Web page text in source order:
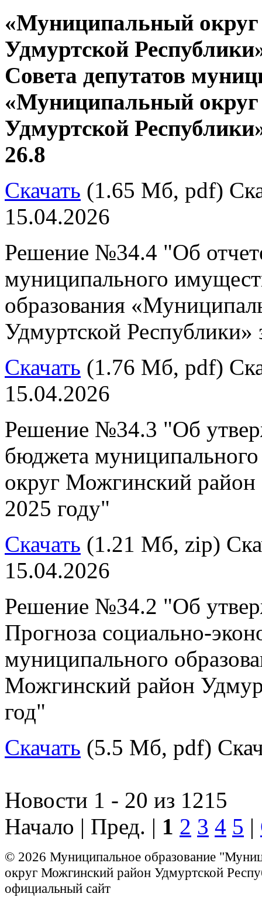
«Муниципальный
Удмуртской
Совета депутатов
«Муниципальный
Удмуртской
26.8
Скачать (1.65 Мб, pdf)
15.04.2026
Решение №34.4 "Об
муниципального
образования
Удмуртской Республики»
Скачать (1.76 Мб, pdf)
15.04.2026
Решение №34.3 "Об
бюджета
округ Можгинский район
2025 году"
Скачать (1.21 Мб, zip)
15.04.2026
Решение №34.2 "Об
Прогноза социально-
муниципального
Можгинский район
год"
Скачать (5.5 Мб, pdf)
Новости 1 - 20 из 1215
Начало | Пред. | 1 2 3 4 5 |
© 2026 Муниципальное образование
округ Можгинский район Удмуртской
официальный сайт